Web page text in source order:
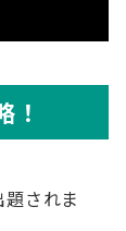
！
されま